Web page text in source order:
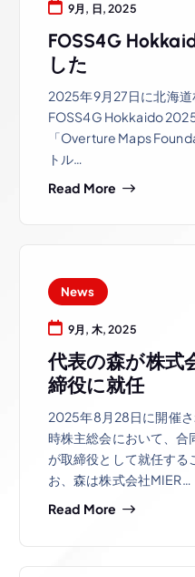
9月, 日, 2025
FOSS4G
した
2025年9月27日に北海道
FOSS4G Hokkaido
「Overture Maps
トル…
Read More
News
9月, 木, 2025
代表の森が株式
締役に就任
2025年8月28日に開催
時株主総会において、
が取締役として就任する
お、森は株式会社MIER…
Read More